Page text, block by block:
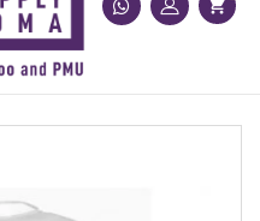
shopping_cart